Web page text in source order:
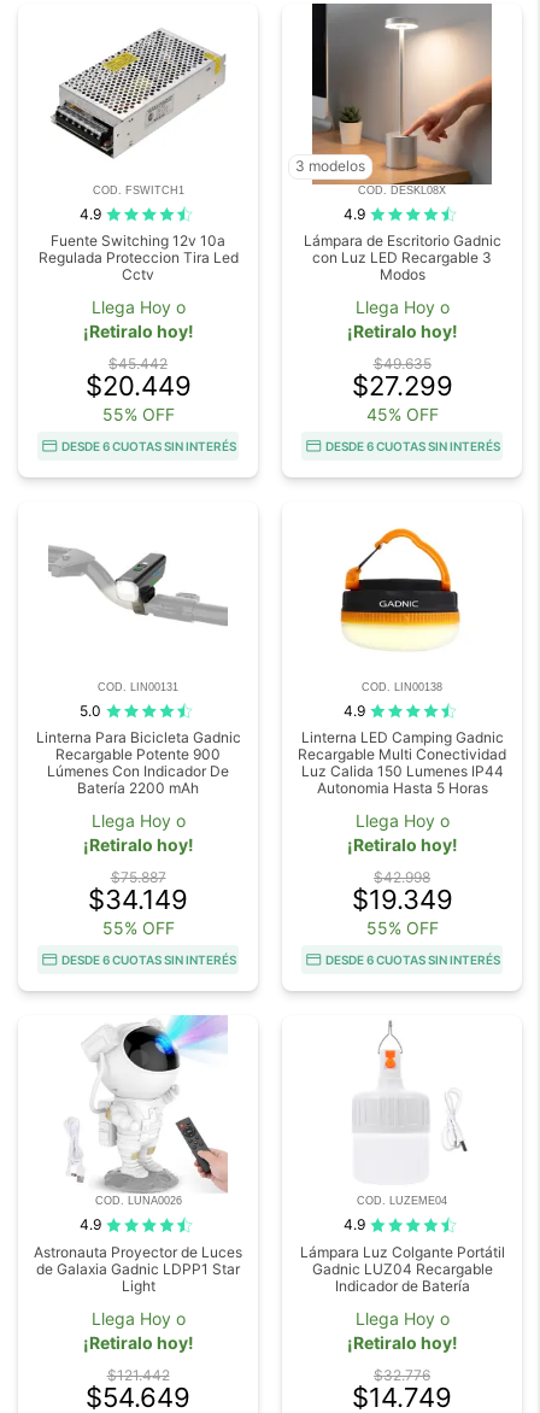
COD. FSWITCH1
4.9
Fuente Switching 12v 10a
Regulada Proteccion Tira Led
Cctv
Llega Hoy o
¡Retiralo hoy!
$45.442
$20.449
55% OFF
DESDE 6 CUOTAS SIN INTERÉS
3 modelos
COD. DESKL08X
4.9
Lámpara de Escritorio Gadnic
con Luz LED Recargable 3
Modos
Llega Hoy o
¡Retiralo hoy!
$49.635
$27.299
45% OFF
DESDE 6 CUOTAS SIN INTERÉS
COD. LIN00131
5.0
Linterna Para Bicicleta Gadnic
Recargable Potente 900
Lúmenes Con Indicador De
Batería 2200 mAh
Llega Hoy o
¡Retiralo hoy!
$75.887
$34.149
55% OFF
DESDE 6 CUOTAS SIN INTERÉS
COD. LIN00138
4.9
Linterna LED Camping Gadnic
Recargable Multi Conectividad
Luz Calida 150 Lumenes IP44
Autonomia Hasta 5 Horas
Llega Hoy o
¡Retiralo hoy!
$42.998
$19.349
55% OFF
DESDE 6 CUOTAS SIN INTERÉS
COD. LUNA0026
4.9
Astronauta Proyector de Luces
de Galaxia Gadnic LDPP1 Star
Light
Llega Hoy o
¡Retiralo hoy!
$121.442
$54.649
COD. LUZEME04
4.9
Lámpara Luz Colgante Portátil
Gadnic LUZ04 Recargable
Indicador de Batería
Llega Hoy o
¡Retiralo hoy!
$32.776
$14.749